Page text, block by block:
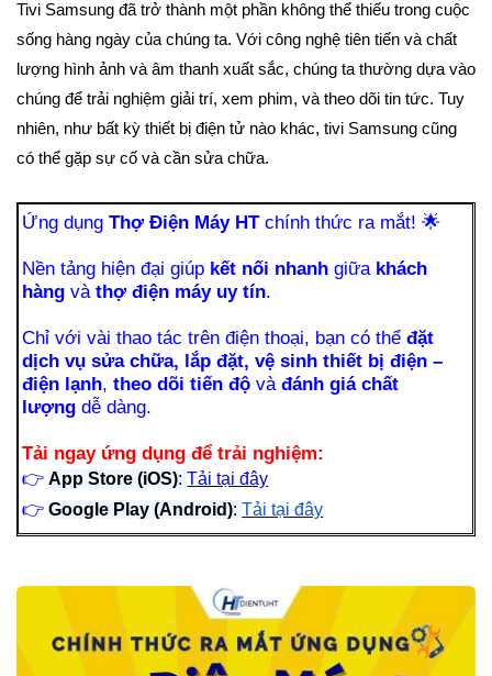
Tivi Samsung đã trở thành một phần không thể thiếu trong cuộc
sống hàng ngày của chúng ta. Với công nghệ tiên tiến và chất
lượng hình ảnh và âm thanh xuất sắc, chúng ta thường dựa vào
chúng để trải nghiệm giải trí, xem phim, và theo dõi tin tức. Tuy
nhiên, như bất kỳ thiết bị điện tử nào khác, tivi Samsung cũng
có thể gặp sự cố và cần sửa chữa.
Ứng dụngThợ Điện Máy HTchính thức ra mắt!🌟
Nền tảng hiện đại giúp kết nối nhanh giữa khách
hàng vàthợ điện máy uy tín.
Chỉ với vài thao tác trên điện thoại, bạn có thểđặt
dịch vụ sửa chữa, lắp đặt, vệ sinh thiết bị điện –
điện lạnh,theo dõi tiến độ vàđánh giá chất
lượng dễ dàng.
Tải ngay ứng dụng để trải nghiệm:
👉 App Store (iOS):Tải tại đây
👉 Google Play (Android):Tải tại đây